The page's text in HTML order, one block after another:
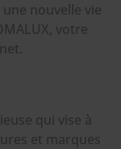
nouvelle vie
votre
qui vise à
et marques